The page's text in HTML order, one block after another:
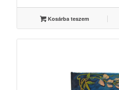
3000 Ft.
Kosárba teszem